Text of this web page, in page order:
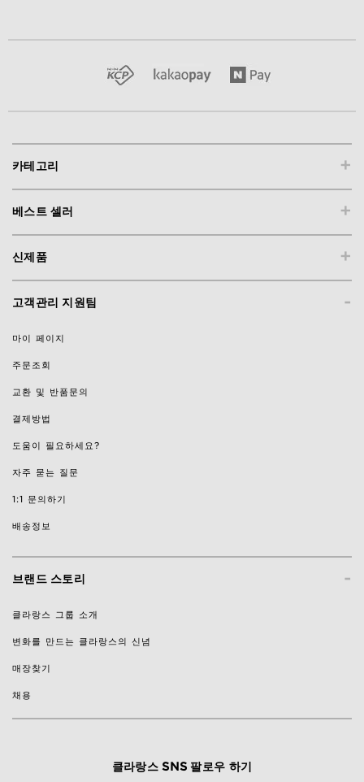
+
카테고리
+
베스트 셀러
+
신제품
-
고객관리 지원팀
마이 페이지
주문조회
교환 및 반품문의
결제방법
도움이 필요하세요?
자주 묻는 질문
1:1 문의하기
배송정보
-
브랜드 스토리
클라랑스 그룹 소개
변화를 만드는 클라랑스의 신념
매장찾기
채용
클라랑스 SNS 팔로우 하기